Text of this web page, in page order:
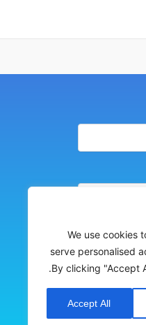
We use cookies
serve personalised
By clicking "Accept
Accept All